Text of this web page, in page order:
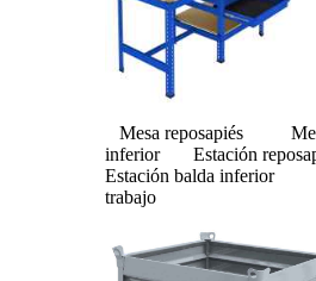
Mesa reposapiés
inferior Estación
Estación balda inferior
trabajo